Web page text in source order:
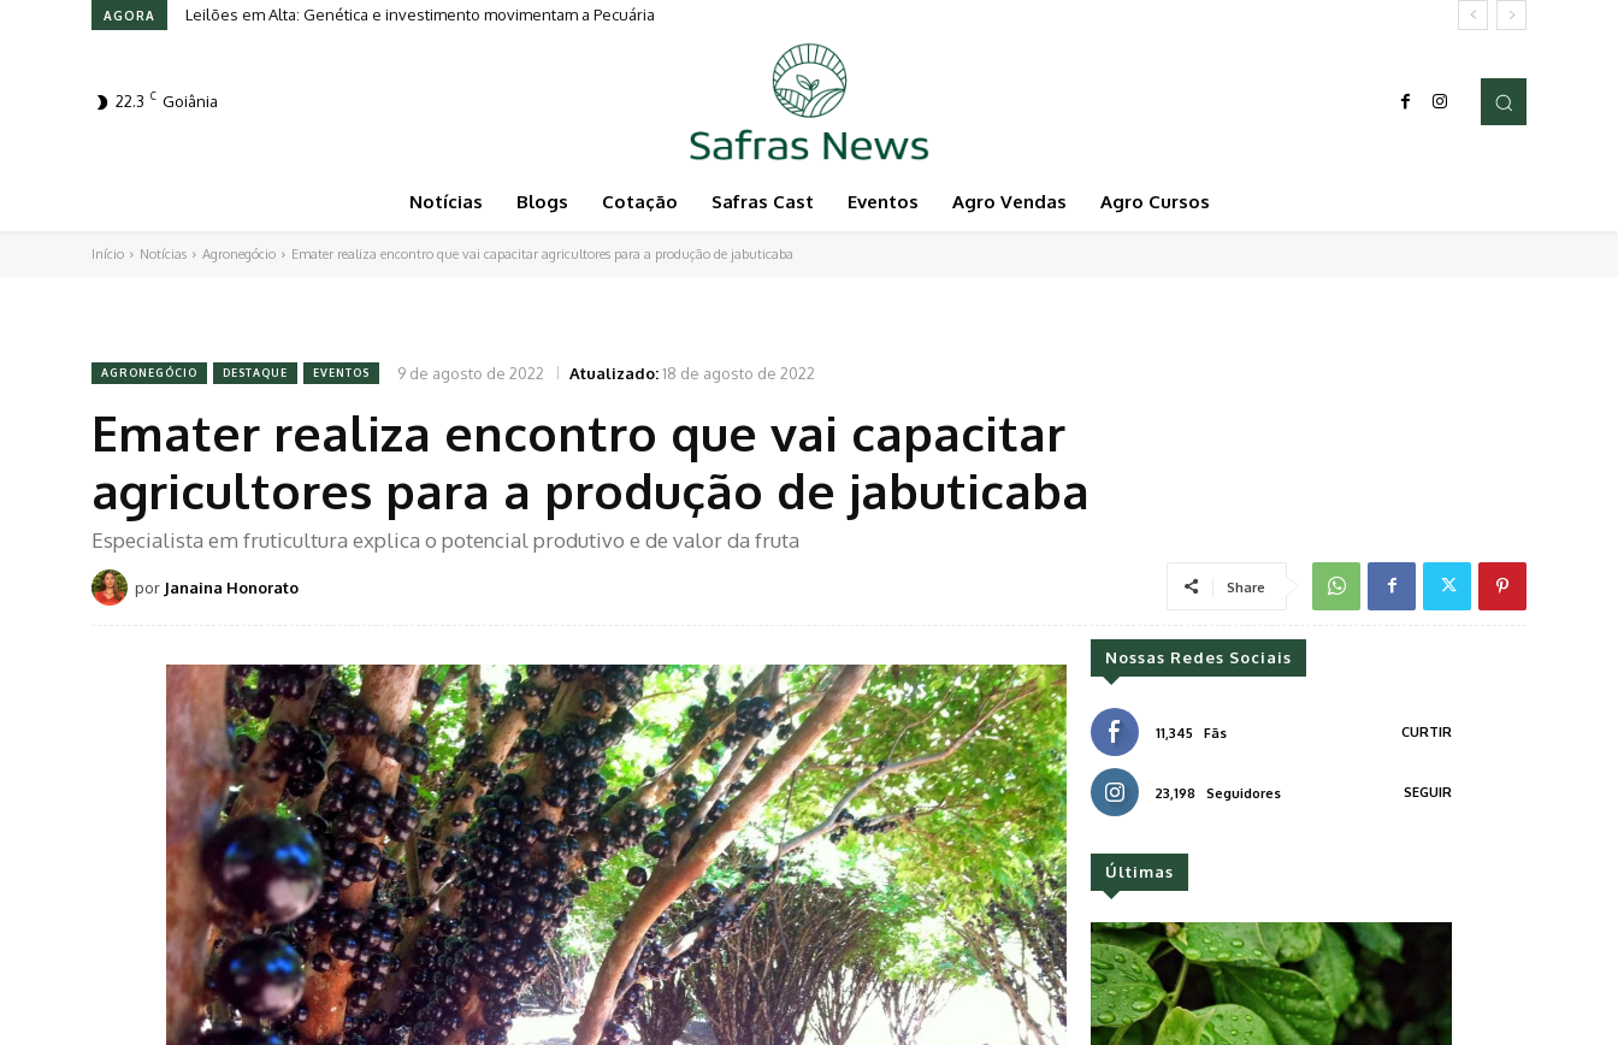
AGORA Leilões em Alta: Genética e investimento movimentam a Pecuária
22.3 C Goiânia
Notícias Blogs Cotação Safras Cast Eventos Agro Vendas Agro Cursos
Início Notícias Agronegócio Emater realiza encontro que vai capacitar agricultores para a produção de jabuticaba
AGRONEGÓCIO DESTAQUE EVENTOS 9 de agosto de 2022 Atualizado:18 de agosto de 2022
Emater realiza encontro que vai capacitar
agricultores para a produção de jabuticaba
Especialista em fruticultura explica o potencial produtivo e de valor da fruta
por Janaina Honorato Share
Nossas Redes Sociais
11,345 Fãs CURTIR
23,198 Seguidores SEGUIR
Últimas